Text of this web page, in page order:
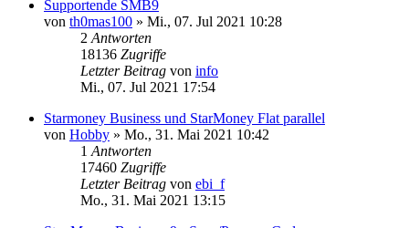
Supportende SMB9
von th0mas100 » Mi., 07. Jul 2021 10:28
2 Antworten
18136 Zugriffe
Letzter Beitrag von info
Mi., 07. Jul 2021 17:54
Starmoney Business und StarMoney Flat parallel
von Hobby » Mo., 31. Mai 2021 10:42
1 Antworten
17460 Zugriffe
Letzter Beitrag von ebi_f
Mo., 31. Mai 2021 13:15